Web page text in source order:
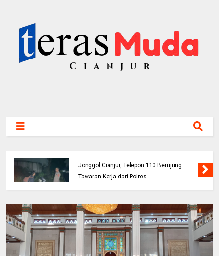
Ditemukan Meninggal, BPBD Imbau Orang
Tua Perketat Pengawasan Anak